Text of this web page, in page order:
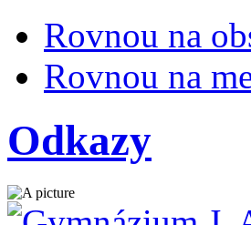
Rovnou na
Rovnou na
Odkazy